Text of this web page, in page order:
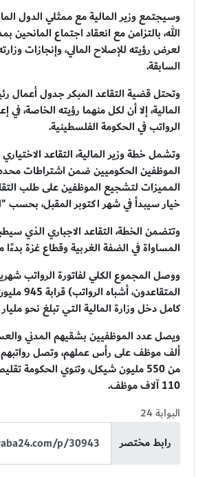
وسيجتمع وزير المالية مع ممثلي الدول
الله، بالتزامن مع انعقاد اجتماع المانحين
لعرض رؤيته للإصلاح المالي، وإنجازات
السابقة.
وتحتل قضية التقاعد المبكر جدول أعمال
المالية، إلا أن لكل منهما رؤيته الخاصة،
الرواتب في الحكومة الفلسطينية.
وتشمل خطة وزير المالية، التقاعد
الموظفين الحكوميين ضمن اشتراطات
المميزات لتشجيع الموظفين على طلب
خيار سيبدأ في شهر اكتوبر المقبل، بحسب
وتتضمن الخطة، التقاعد الاجباري الذي
المساواة في الضفة الغربية وقطاع غزة بدءًا
ووصل المجموع الكلي لفاتورة الرواتب
كامل دخل وزارة المالية التي تبلغ نحو
ألف موظف على رأس عملهم، وتصل رواتبهم
من 550 مليون شيكل، وتنوي الحكومة
110 آلاف موظف.
البوابة 24
رابط مختصر